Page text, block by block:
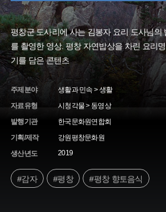
평창군 도사리에 사는 김봉자 요리 도사님의
를 촬영한 영상. 평창 자연밥상을 차린 요리
기를 담은 콘텐츠
주제분야
생활과 민속 > 생활
자료유형
시청각물 > 동영상
발행기관
한국문화원연합회
기획/제작
강원평창문화원
생산년도
2019
#감자 #평창 #평창 향토음식